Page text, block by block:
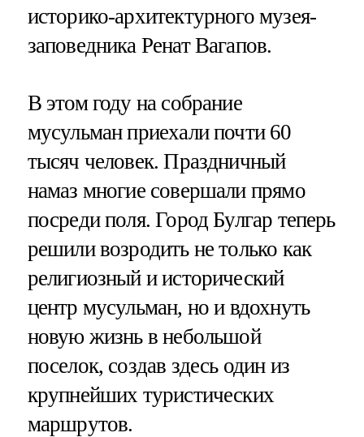
историко-архитектурного музея-
заповедника Ренат Вагапов.
В этом году на собрание
мусульман приехали почти 60
тысяч человек. Праздничный
намаз многие совершали прямо
посреди поля. Город Булгар теперь
решили возродить не только как
религиозный и исторический
центр мусульман, но и вдохнуть
новую жизнь в небольшой
поселок, создав здесь один из
крупнейших туристических
маршрутов.